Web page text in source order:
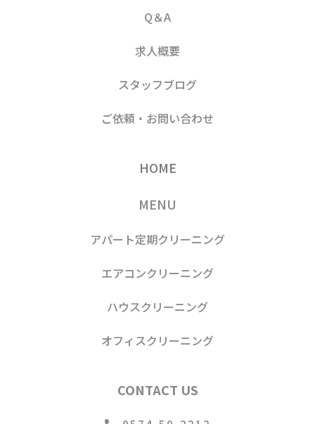
Q＆A
求人概要
スタッフブログ
ご依頼・お問い合わせ
HOME
MENU
アパート定期クリーニング
エアコンクリーニング
ハウスクリーニング
オフィスクリーニング
CONTACT US